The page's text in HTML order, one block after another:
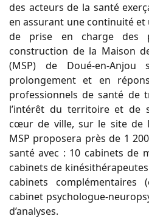
des acteurs de la santé
en assurant une continuité
de prise en charge des
construction de la Maison
(MSP) de Doué-en-
prolongement et en
professionnels de santé de
l’intérêt du territoire et de
cœur de ville, sur le site de
MSP proposera près de 1
santé avec : 10 cabinets de
cabinets de
cabinets complémentaires
cabinet psychologue-
d’analyses.